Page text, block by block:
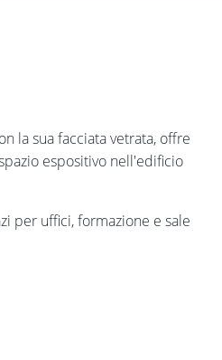
la sua facciata vetrata, offre
espositivo nell'edificio
per uffici, formazione e sale